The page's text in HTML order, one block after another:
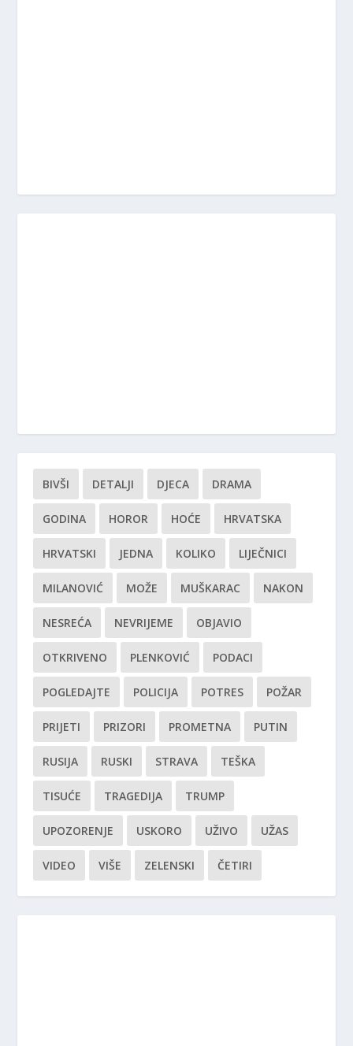
BIVŠI DETALJI DJECA DRAMA
GODINA HOROR HOĆE HRVATSKA
HRVATSKI JEDNA KOLIKO LIJEČNICI
MILANOVIĆ MOŽE MUŠKARAC NAKON
NESREĆA NEVRIJEME OBJAVIO
OTKRIVENO PLENKOVIĆ PODACI
POGLEDAJTE POLICIJA POTRES POŽAR
PRIJETI PRIZORI PROMETNA PUTIN
RUSIJA RUSKI STRAVA TEŠKA
TISUĆE TRAGEDIJA TRUMP
UPOZORENJE USKORO UŽIVO UŽAS
VIDEO VIŠE ZELENSKI ČETIRI